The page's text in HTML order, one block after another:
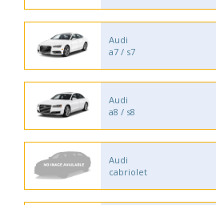
Audi
a7 / s7
Audi
a8 / s8
Audi
cabriolet